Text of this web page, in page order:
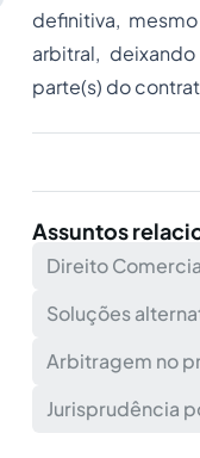
definitiva,
arbitral,
parte(s) do
Assuntos
Direito
Soluções
Arbitragem no
Jurisprudência